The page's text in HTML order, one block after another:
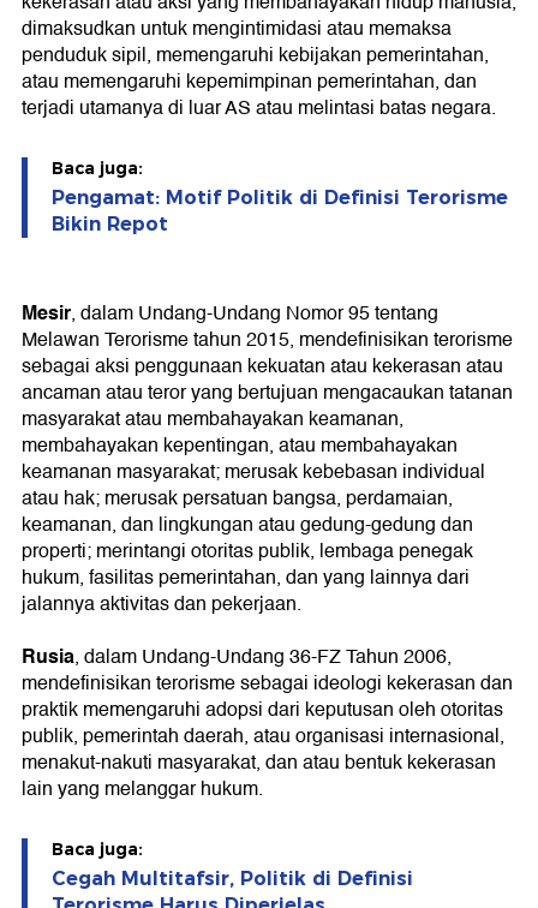
dimaksudkan untuk mengintimidasi atau memaksa
penduduk sipil, memengaruhi kebijakan pemerintahan,
atau memengaruhi kepemimpinan pemerintahan, dan
terjadi utamanya di luar AS atau melintasi batas negara.
Baca juga:
Pengamat: Motif Politik di Definisi Terorisme
Bikin Repot
Mesir, dalam Undang-Undang Nomor 95 tentang
Melawan Terorisme tahun 2015, mendefinisikan terorisme
sebagai aksi penggunaan kekuatan atau kekerasan atau
ancaman atau teror yang bertujuan mengacaukan tatanan
masyarakat atau membahayakan keamanan,
membahayakan kepentingan, atau membahayakan
keamanan masyarakat; merusak kebebasan individual
atau hak; merusak persatuan bangsa, perdamaian,
keamanan, dan lingkungan atau gedung-gedung dan
properti; merintangi otoritas publik, lembaga penegak
hukum, fasilitas pemerintahan, dan yang lainnya dari
jalannya aktivitas dan pekerjaan.
Rusia, dalam Undang-Undang 36-FZ Tahun 2006,
mendefinisikan terorisme sebagai ideologi kekerasan dan
praktik memengaruhi adopsi dari keputusan oleh otoritas
publik, pemerintah daerah, atau organisasi internasional,
menakut-nakuti masyarakat, dan atau bentuk kekerasan
lain yang melanggar hukum.
Baca juga:
Cegah Multitafsir, Politik di Definisi